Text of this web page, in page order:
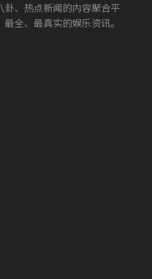
、热点新闻的内容聚合平
全、最真实的娱乐资讯。